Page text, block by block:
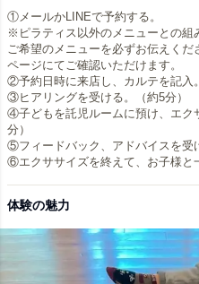
①メールかLINEで予約する。
※ピラティス以外のメニューとの組
ご希望のメニューを必ずお伝えく
ページにてご確認いただけます。
②予約日時に来店し、カルテを記入。
③ヒアリングを受ける。（約5分）
④子どもを託児ルームに預け、エク
分）
⑤フィードバック、アドバイスを受
体験の魅力